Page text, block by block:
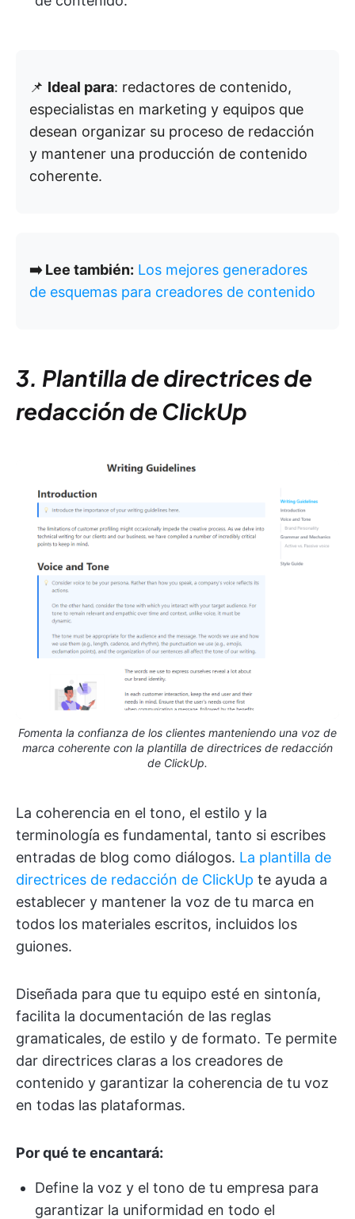
📌 Ideal para: redactores de contenido,
especialistas en marketing y equipos que
desean organizar su proceso de redacción
y mantener una producción de contenido
coherente.
➡️ Lee también: Los mejores generadores
de esquemas para creadores de contenido
3. Plantilla de directrices de
redacción de ClickUp
Fomenta la confianza de los clientes manteniendo una voz de
marca coherente con la plantilla de directrices de redacción
de ClickUp.
La coherencia en el tono, el estilo y la
terminología es fundamental, tanto si escribes
entradas de blog como diálogos. La plantilla de
directrices de redacción de ClickUp te ayuda a
establecer y mantener la voz de tu marca en
todos los materiales escritos, incluidos los
guiones.
Diseñada para que tu equipo esté en sintonía,
facilita la documentación de las reglas
gramaticales, de estilo y de formato. Te permite
dar directrices claras a los creadores de
contenido y garantizar la coherencia de tu voz
en todas las plataformas.
Por qué te encantará:
Define la voz y el tono de tu empresa para
garantizar la uniformidad en todo el